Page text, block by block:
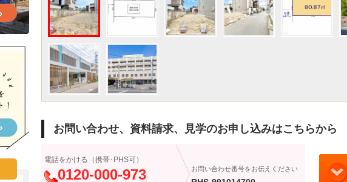
お問い合わせ、資料請求、見学のお申し込みはこちらから
電話をかける（携帯･PHS可）
0120-000-973 お問い合わせ番号をお伝えください